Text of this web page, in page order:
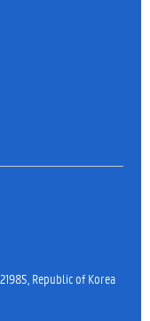
Republic of Korea